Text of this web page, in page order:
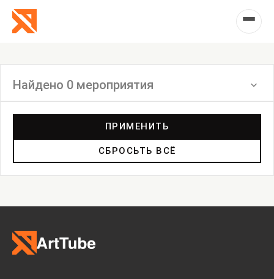
Найдено 0 мероприятия
Дискуссия
Пост-релиз
Пресс-конференция
ПРИМЕНИТЬ
СБРОСЬТЬ ВСЁ